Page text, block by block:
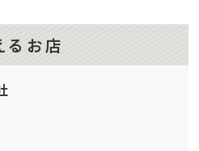
るお店